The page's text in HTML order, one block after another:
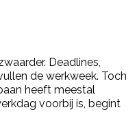
Deadlines,
de werkweek. Toch
heeft meestal
voorbij is, begint